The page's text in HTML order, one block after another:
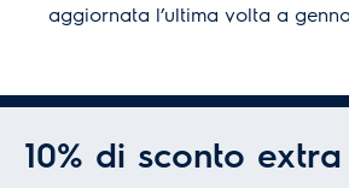
aggiornata l’ultima volta a
10% di sconto extra